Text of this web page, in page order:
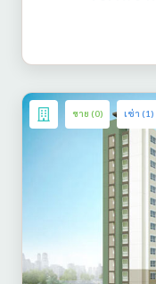
ขาย (0) เช่า (1)